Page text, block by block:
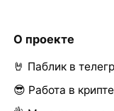
О проекте
🤘 Паблик в
😎 Работа в крипте